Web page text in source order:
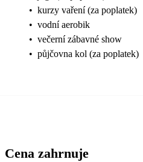
• kurzy vaření (za poplatek)
• vodní aerobik
• večerní zábavné show
• půjčovna kol (za poplatek)
Cena zahrnuje